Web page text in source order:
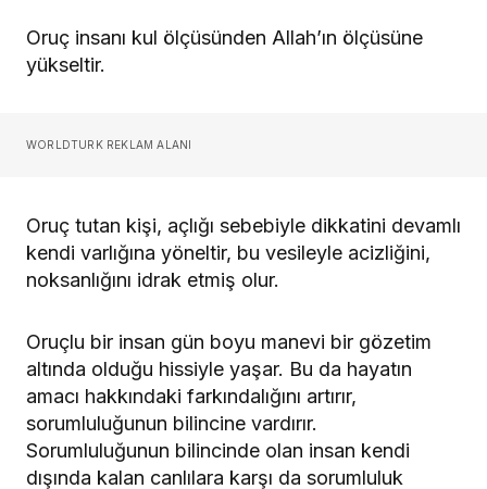
Oruç insanı kul ölçüsünden Allah’ın ölçüsüne
yükseltir.
WORLDTURK REKLAM ALANI
Oruç tutan kişi, açlığı sebebiyle dikkatini devamlı
kendi varlığına yöneltir, bu vesileyle acizliğini,
noksanlığını idrak etmiş olur.
Oruçlu bir insan gün boyu manevi bir gözetim
altında olduğu hissiyle yaşar. Bu da hayatın
amacı hakkındaki farkındalığını artırır,
sorumluluğunun bilincine vardırır.
Sorumluluğunun bilincinde olan insan kendi
dışında kalan canlılara karşı da sorumluluk